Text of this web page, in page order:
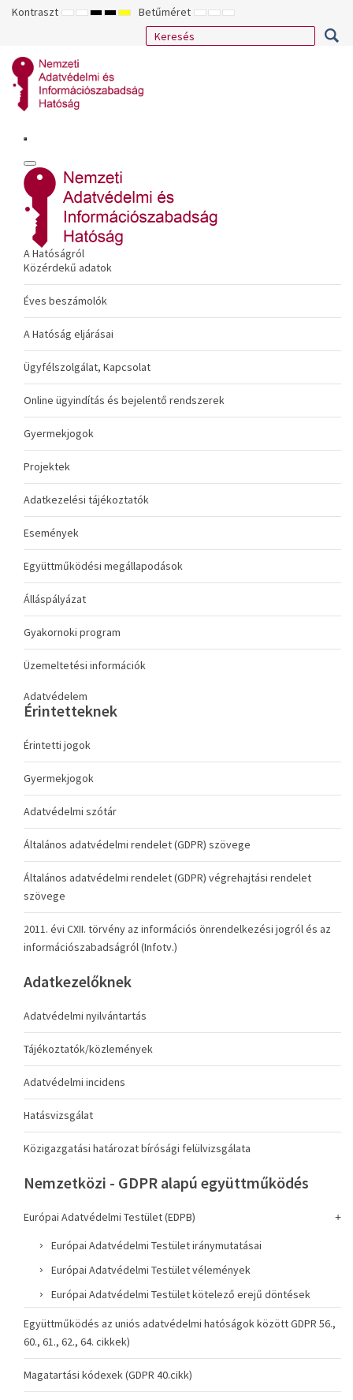
Kontraszt ALAPÉRTELMEZETT
ÉJSZAKAI
NAGY
KONTRASZTÚ
NAGY
KONTRASZTÚ
NAGY
KONTRASZTÚ
SÁRGA
FEKETE
Betűméret KISEBB
BETŰTÍPUS
ALAPÉRTELMEZETT
BETŰMÉRET
NAGYOBB
BETŰMÉRET
A Hatóságról
Közérdekű adatok
Éves beszámolók
A Hatóság eljárásai
Ügyfélszolgálat, Kapcsolat
Online ügyindítás és bejelentő rendszerek
Gyermekjogok
Projektek
Adatkezelési tájékoztatók
Események
Együttműködési megállapodások
Álláspályázat
Gyakornoki program
Üzemeltetési információk
Adatvédelem
Érintetteknek
Érintetti jogok
Gyermekjogok
Adatvédelmi szótár
Általános adatvédelmi rendelet (GDPR) szövege
Általános adatvédelmi rendelet (GDPR) végrehajtási rendelet
szövege
2011. évi CXII. törvény az információs önrendelkezési jogról és az
információszabadságról (Infotv.)
Adatkezelőknek
Adatvédelmi nyilvántartás
Tájékoztatók/közlemények
Adatvédelmi incidens
Hatásvizsgálat
Közigazgatási határozat bírósági felülvizsgálata
Nemzetközi - GDPR alapú együttműködés
Európai Adatvédelmi Testület (EDPB)
Európai Adatvédelmi Testület iránymutatásai
Európai Adatvédelmi Testület vélemények
Európai Adatvédelmi Testület kötelező erejű döntések
Együttműködés az uniós adatvédelmi hatóságok között GDPR 56.,
60., 61., 62., 64. cikkek)
Magatartási kódexek (GDPR 40.cikk)